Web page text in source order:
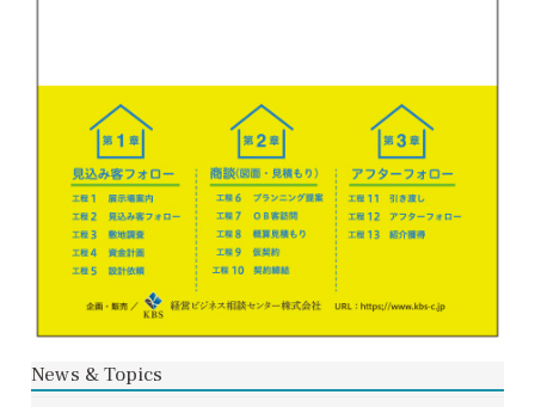
News & Topics